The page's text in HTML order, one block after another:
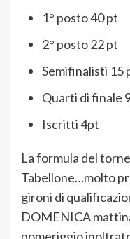
1° posto 40 pt
2° posto 22 pt
Semifinalisti 15
Quarti di finale
Iscritti 4pt
La formula del
Tabellone…molto
gironi di
DOMENICA